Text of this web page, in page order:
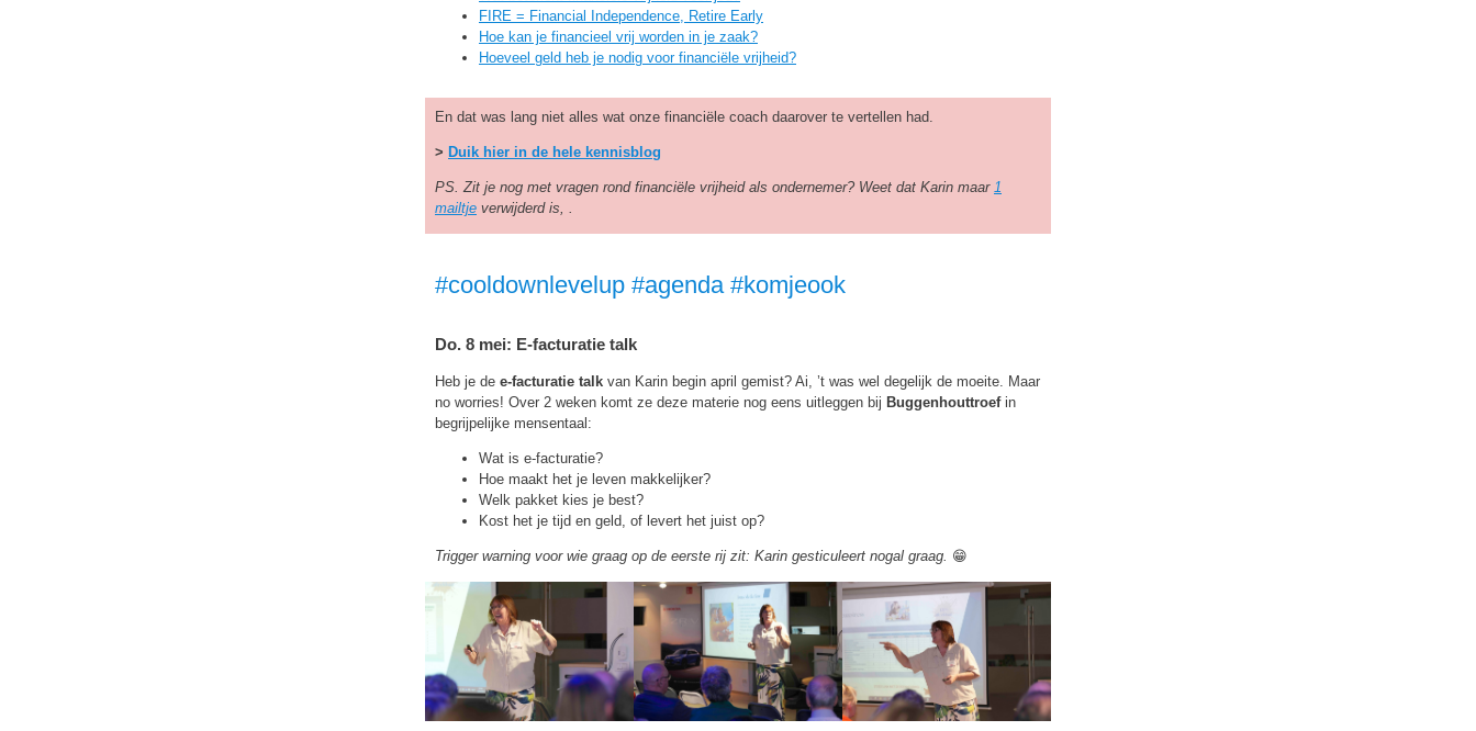
FIRE = Financial Independence, Retire Early
Hoe kan je financieel vrij worden in je zaak?
Hoeveel geld heb je nodig voor financiële vrijheid?
En dat was lang niet alles wat onze financiële coach daarover te vertellen had.
> Duik hier in de hele kennisblog
PS. Zit je nog met vragen rond financiële vrijheid als ondernemer? Weet dat Karin maar 1
mailtje verwijderd is, .
#cooldownlevelup #agenda #komjeook
Do. 8 mei: E-facturatie talk
Heb je de e-facturatie talk van Karin begin april gemist? Ai, ’t was wel degelijk de moeite. Maar
no worries! Over 2 weken komt ze deze materie nog eens uitleggen bij Buggenhouttroefin
begrijpelijke mensentaal:
Wat is e-facturatie?
Hoe maakt het je leven makkelijker?
Welk pakket kies je best?
Kost het je tijd en geld, of levert het juist op?
Trigger warning voor wie graag op de eerste rij zit: Karin gesticuleert nogal graag. 😁